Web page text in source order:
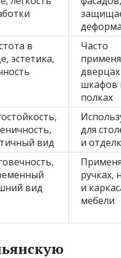
в
эстетика,
Часто
дверцах
шкафов
полках
вид
для
и
вид
ручках,
и
мебели